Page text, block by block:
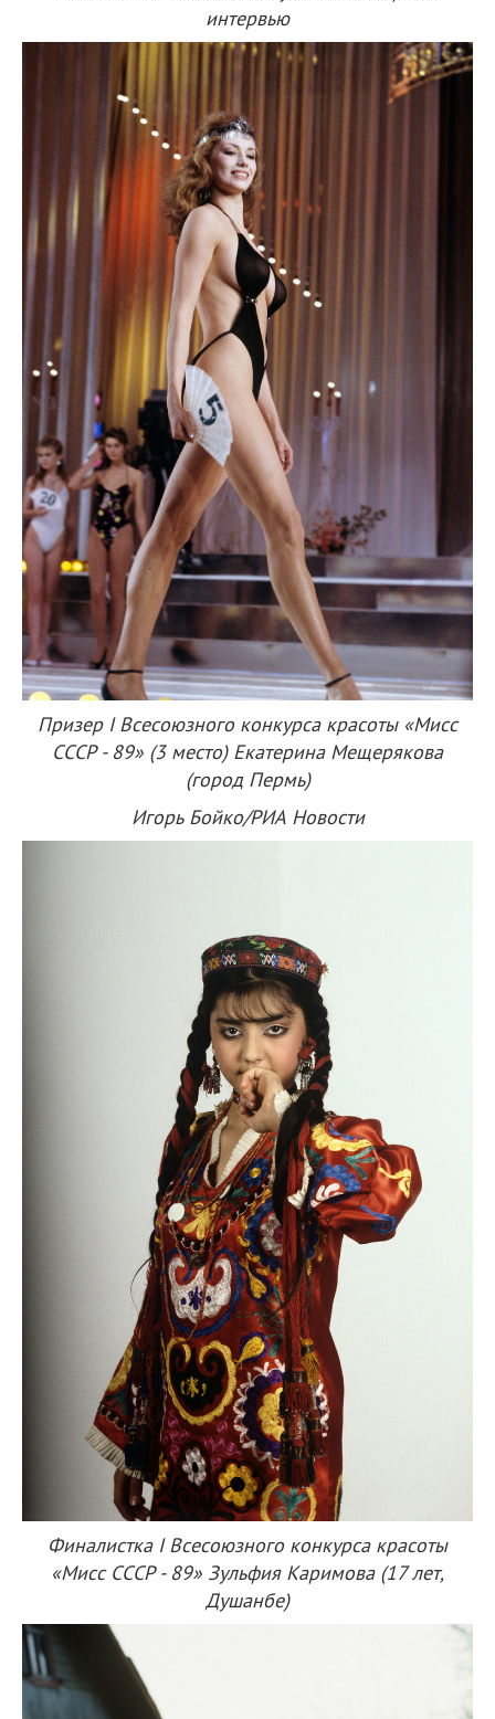
интервью
Призер I Всесоюзного конкурса красоты «Мисс
СССР - 89» (3 место) Екатерина Мещерякова
(город Пермь)
Игорь Бойко/РИА Новости
Финалистка I Всесоюзного конкурса красоты
«Мисс СССР - 89» Зульфия Каримова (17 лет,
Душанбе)